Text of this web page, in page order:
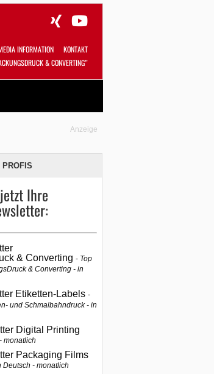
INFORMATION
KONTAKT
& CONVERTING”
Anzeige
PROFIS
Ihre
& Converting Top
& Converting - in
Etiketten-Labels
und Schmalbahndruck - in
Digital Printing
monatlich
Packaging Films
Deutsch - monatlich